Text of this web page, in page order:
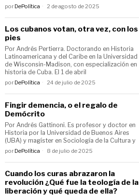
por DePolítica 2 de agosto de 2025
Los cubanos votan, otra vez, con los
pies
Por Andrés Pertierra. Doctorando en Historia
Latinoamericana y del Caribe en la Universidad
de Wisconsin-Madison, con especialización en
historia de Cuba. El 1 de abril
por DePolítica 24 de julio de 2025
Fingir demencia, o el regalo de
Demócrito
Por Andrés Gattinoni. Es profesor y doctor en
Historia por la Universidad de Buenos Aires
(UBA) y magíster en Sociología de la Cultura y
por DePolítica 8 de julio de 2025
Cuando los curas abrazaron la
revolución ¿Qué fue la teología de la
liberación y qué queda de ella?